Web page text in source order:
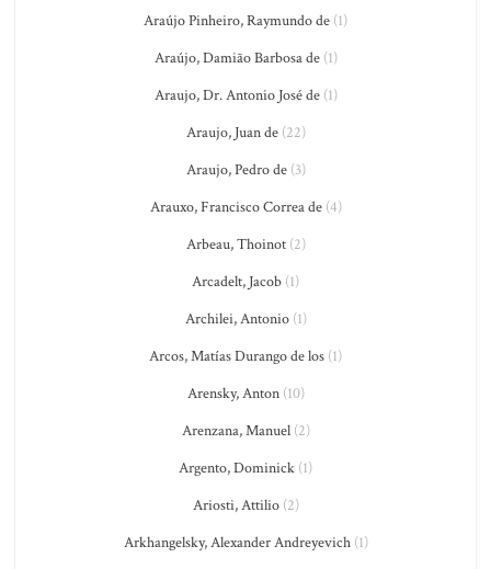
Araújo Pinheiro, Raymundo de (1)
Araújo, Damião Barbosa de(1)
Araujo, Dr. Antonio José de(1)
Araujo, Juan de(22)
Araujo, Pedro de(3)
Arauxo, Francisco Correa de(4)
Arbeau, Thoinot(2)
Arcadelt, Jacob (1)
Archilei, Antonio(1)
Arcos, Matías Durango de los (1)
Arensky, Anton(10)
Arenzana, Manuel(2)
Argento, Dominick (1)
Ariosti, Attilio(2)
Arkhangelsky, Alexander Andreyevich(1)